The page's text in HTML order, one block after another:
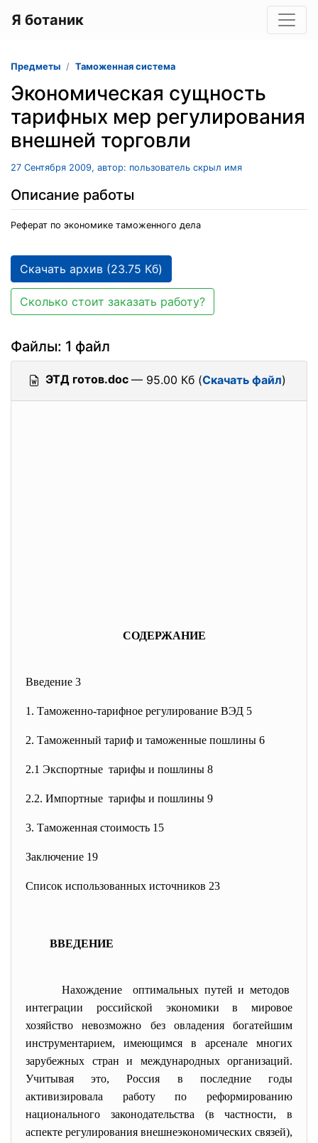
Я ботаник
Предметы Таможенная система
Экономическая сущность
тарифных мер регулирования
внешней торговли
27 Сентября 2009, автор: пользователь скрыл имя
Описание работы
Реферат по экономике таможенного дела
Скачать архив (23.75 Кб)
Сколько стоит заказать работу?
Файлы: 1 файл
ЭТД готов.doc — 95.00 Кб (Скачать файл)
СОДЕРЖАНИЕ
Введение 3
1. Таможенно-тарифное регулирование ВЭД 5
2. Таможенный тариф и таможенные пошлины 6
2.1 Экспортные тарифы и пошлины 8
2.2. Импортные тарифы и пошлины 9
3. Таможенная стоимость 15
Заключение 19
Список использованных источников 23
ВВЕДЕНИЕ
Нахождение оптимальных путей и методов
интеграции российской экономики в мировое
хозяйство невозможно без овладения богатейшим
инструментарием, имеющимся в арсенале многих
зарубежных стран и международных организаций.
Учитывая это, Россия в последние годы
активизировала работу по реформированию
национального законодательства (в частности, в
аспекте регулирования внешнеэкономических связей),